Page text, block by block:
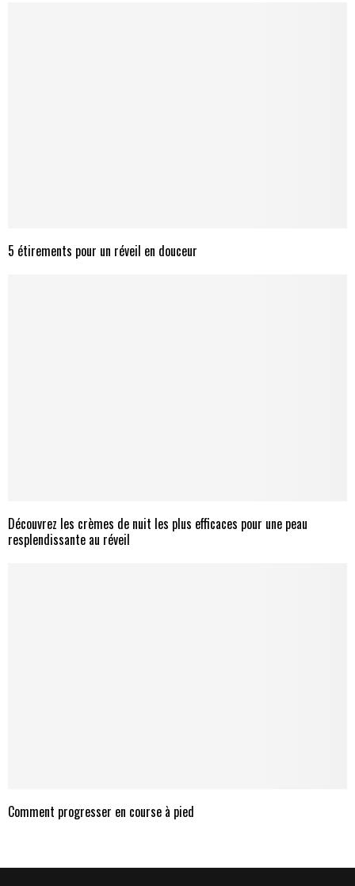
5 étirements pour un réveil en douceur
Découvrez les crèmes de nuit les plus efficaces pour une peau
resplendissante au réveil
Comment progresser en course à pied